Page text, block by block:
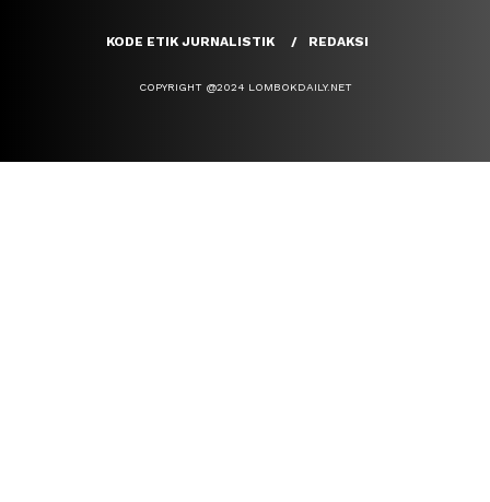
KODE ETIK JURNALISTIK REDAKSI
COPYRIGHT @2024 LOMBOKDAILY.NET